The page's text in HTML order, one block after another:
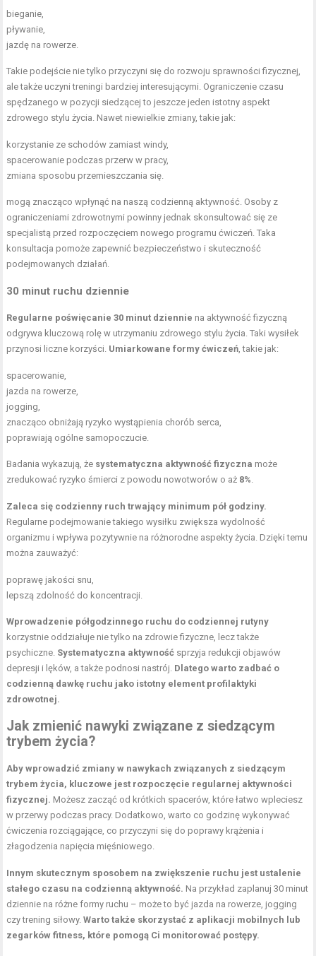
bieganie,
pływanie,
jazdę na rowerze.
Takie podejście nie tylko przyczyni się do rozwoju sprawności fizycznej,
ale także uczyni treningi bardziej interesującymi. Ograniczenie czasu
spędzanego w pozycji siedzącej to jeszcze jeden istotny aspekt
zdrowego stylu życia. Nawet niewielkie zmiany, takie jak:
korzystanie ze schodów zamiast windy,
spacerowanie podczas przerw w pracy,
zmiana sposobu przemieszczania się.
mogą znacząco wpłynąć na naszą codzienną aktywność. Osoby z
ograniczeniami zdrowotnymi powinny jednak skonsultować się ze
specjalistą przed rozpoczęciem nowego programu ćwiczeń. Taka
konsultacja pomoże zapewnić bezpieczeństwo i skuteczność
podejmowanych działań.
30 minut ruchu dziennie
Regularne poświęcanie 30 minut dziennie na aktywność fizyczną
odgrywa kluczową rolę w utrzymaniu zdrowego stylu życia. Taki wysiłek
przynosi liczne korzyści. Umiarkowane formy ćwiczeń, takie jak:
spacerowanie,
jazda na rowerze,
jogging,
znacząco obniżają ryzyko wystąpienia chorób serca,
poprawiają ogólne samopoczucie.
Badania wykazują, że systematyczna aktywność fizyczna może
zredukować ryzyko śmierci z powodu nowotworów o aż 8%.
Zaleca się codzienny ruch trwający minimum pół godziny.
Regularne podejmowanie takiego wysiłku zwiększa wydolność
organizmu i wpływa pozytywnie na różnorodne aspekty życia. Dzięki temu
można zauważyć:
poprawę jakości snu,
lepszą zdolność do koncentracji.
Wprowadzenie półgodzinnego ruchu do codziennej rutyny
korzystnie oddziałuje nie tylko na zdrowie fizyczne, lecz także
psychiczne. Systematyczna aktywność sprzyja redukcji objawów
depresji i lęków, a także podnosi nastrój. Dlatego warto zadbać o
codzienną dawkę ruchu jako istotny element profilaktyki
zdrowotnej.
Jak zmienić nawyki związane z siedzącym
trybem życia?
Aby wprowadzić zmiany w nawykach związanych z siedzącym
trybem życia, kluczowe jest rozpoczęcie regularnej aktywności
fizycznej. Możesz zacząć od krótkich spacerów, które łatwo wpleciesz
w przerwy podczas pracy. Dodatkowo, warto co godzinę wykonywać
ćwiczenia rozciągające, co przyczyni się do poprawy krążenia i
złagodzenia napięcia mięśniowego.
Innym skutecznym sposobem na zwiększenie ruchu jest ustalenie
stałego czasu na codzienną aktywność. Na przykład zaplanuj 30 minut
dziennie na różne formy ruchu – może to być jazda na rowerze, jogging
czy trening siłowy.Warto także skorzystać z aplikacji mobilnych lub
zegarków fitness, które pomogą Ci monitorować postępy.